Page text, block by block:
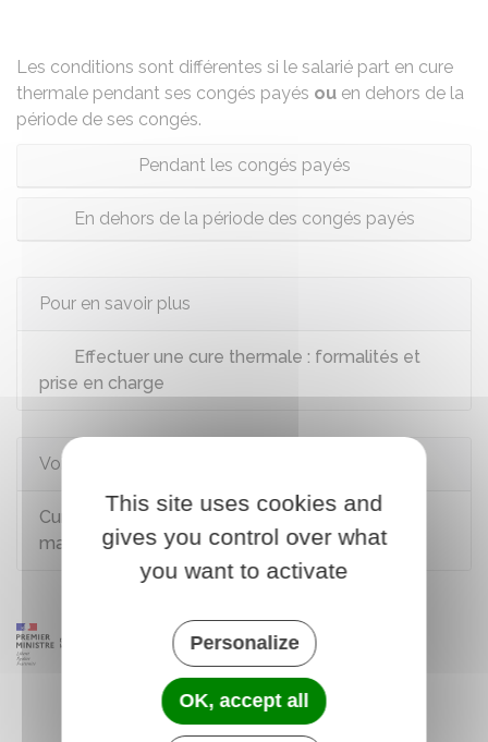
Les conditions sont différentes si le salarié part en cure
thermale pendant ses congés payés ou en dehors de la
période de ses congés.
Pendant les congés payés
En dehors de la période des congés payés
Pour en savoir plus
Effectuer une cure thermale : formalités et
prise en charge
Voir aussi
Cure thermale : prise en charge par l'assurance
maladie
This site uses cookies and
gives you control over what
you want to activate
Personalize
OK, accept all